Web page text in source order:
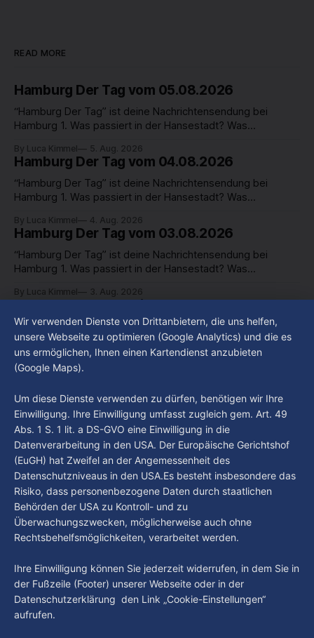
READ MORE
Hamburg Der Tag vom 05.08.2026
“Hamburg Der Tag” ist deine Nachrichtensendung bei
Hamburg 1. Was passiert in der Hansestadt? Was
in unserer Stadt an? Fragen, die von Montag bis Freitag LIVE
um 18 Uhr beantwortet werden - auf YouTube und im TV.
By Luca Kimmel 5. Aug. 2026
Hamburg Der Tag vom 04.08.2026
“Hamburg Der Tag” ist deine Nachrichtensendung bei
Hamburg 1. Was passiert in der Hansestadt? Was
in unserer Stadt an? Fragen, die von Montag bis Freitag LIVE
um 18 Uhr beantwortet werden - auf YouTube und im TV.
By Luca Kimmel 4. Aug. 2026
Hamburg Der Tag vom 03.08.2026
“Hamburg Der Tag” ist deine Nachrichtensendung bei
Hamburg 1. Was passiert in der Hansestadt? Was
in unserer Stadt an? Fragen, die von Montag bis Freitag LIVE
By Luca Kimmel 3. Aug. 2026
St. Georg: Ausgeweitete
Alkoholkonsumverbotszone soll Gewalt-
und Drogenprobleme eindämmen
Hamburg verschärft seine Sicherheitsstrategie rund um den
Hauptbahnhof. Seit dem 1. August gilt das
Hauptbahnhof, sondern auch in weiten Teilen von St. Georg
– unter anderem rund um den Hansaplatz, den oberen
Steindamm und den ZOB. Damit sollen alkoholbedingte
Straftaten und Konflikte eingedämmt sowie die
By Luca Kimmel 3. Aug. 2026
Wir verwenden Dienste von Drittanbietern, die uns helfen,
unsere Webseite zu optimieren (Google Analytics) und die es
uns ermöglichen, Ihnen einen Kartendienst anzubieten
(Google Maps).
Um diese Dienste verwenden zu dürfen, benötigen wir Ihre
Einwilligung. Ihre Einwilligung umfasst zugleich gem. Art. 49
Abs. 1 S. 1 lit. a DS-GVO eine Einwilligung in die
Datenverarbeitung in den USA. Der Europäische Gerichtshof
(EuGH) hat Zweifel an der Angemessenheit des
Datenschutzniveaus in den USA.Es besteht insbesondere das
Risiko, dass personenbezogene Daten durch staatlichen
Behörden der USA zu Kontroll- und zu
Überwachungszwecken, möglicherweise auch ohne
Rechtsbehelfsmöglichkeiten, verarbeitet werden.
Ihre Einwilligung können Sie jederzeit widerrufen, in dem Sie in
der Fußzeile (Footer) unserer Webseite oder in der
Datenschutzerklärung den Link „Cookie-Einstellungen“
aufrufen.